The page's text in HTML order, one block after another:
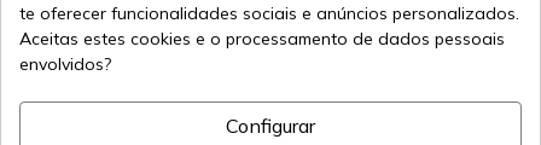
Informação
info@aceros-de-hispania.com
te oferecer funcionalidades sociais e anúncios personalizados.
Aceitas estes cookies e o processamento de dados pessoais
envolvidos?
Configurar